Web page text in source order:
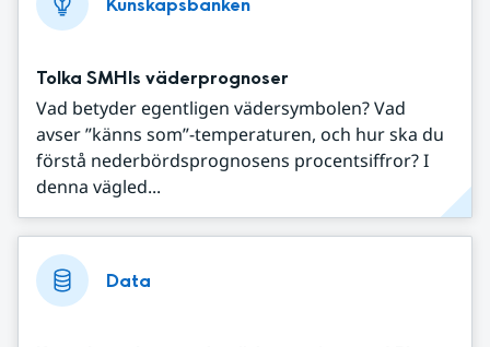
Tolka SMHIs väderprognoser
Vad betyder egentligen vädersymbolen? Vad
avser ”känns som”-temperaturen, och hur ska du
förstå nederbördsprognosens procentsiffror? I
denna vägled...
Data